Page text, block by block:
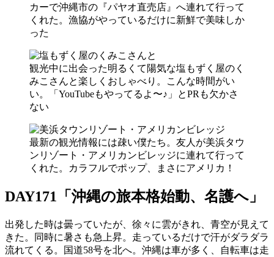
カーで沖縄市の『パヤオ直売店』へ連れて行って
くれた。漁協がやっているだけに新鮮で美味しか
った
観光中に出会った明るくて陽気な塩もずく屋のく
みこさんと楽しくおしゃべり。こんな時間がい
い。「YouTubeもやってるよ〜♪」とPRも欠かさ
ない
最新の観光情報には疎い僕たち。友人が美浜タウ
ンリゾート・アメリカンビレッジに連れて行って
くれた。カラフルでポップ、まさにアメリカ！
DAY171「沖縄の旅本格始動、名護へ」
出発した時は曇っていたが、徐々に雲がきれ、青空が見えて
きた。同時に暑さも急上昇。走っているだけで汗がダラダラ
流れてくる。国道58号を北へ。沖縄は車が多く、自転車は走